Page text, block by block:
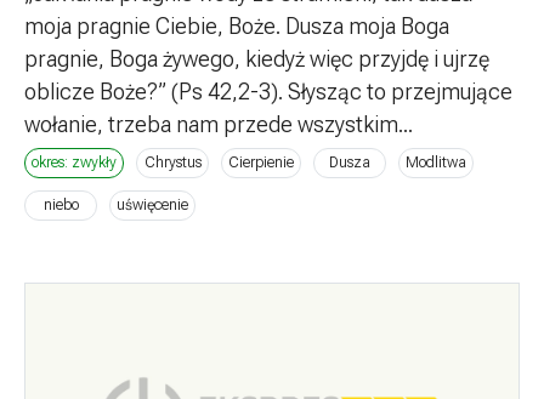
moja pragnie Ciebie, Boże. Dusza moja Boga
pragnie, Boga żywego, kiedyż więc przyjdę i ujrzę
oblicze Boże?” (Ps 42,2-3). Słysząc to przejmujące
wołanie, trzeba nam przede wszystkim...
okres: zwykły Chrystus Cierpienie Dusza Modlitwa
niebo uświęcenie